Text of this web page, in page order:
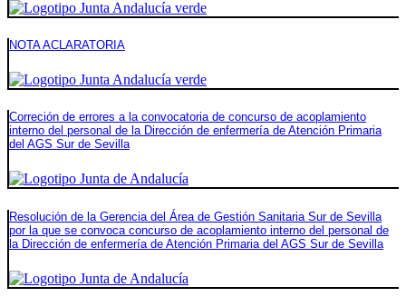
NOTA ACLARATORIA
Correción de errores a la convocatoria de concurso de acoplamiento
interno del personal de la Dirección de enfermería de Atención Primaria
del AGS Sur de Sevilla
Resolución de la Gerencia del Área de Gestión Sanitaria Sur de Sevilla
por la que se convoca concurso de acoplamiento interno del personal de
la Dirección de enfermería de Atención Primaria del AGS Sur de Sevilla